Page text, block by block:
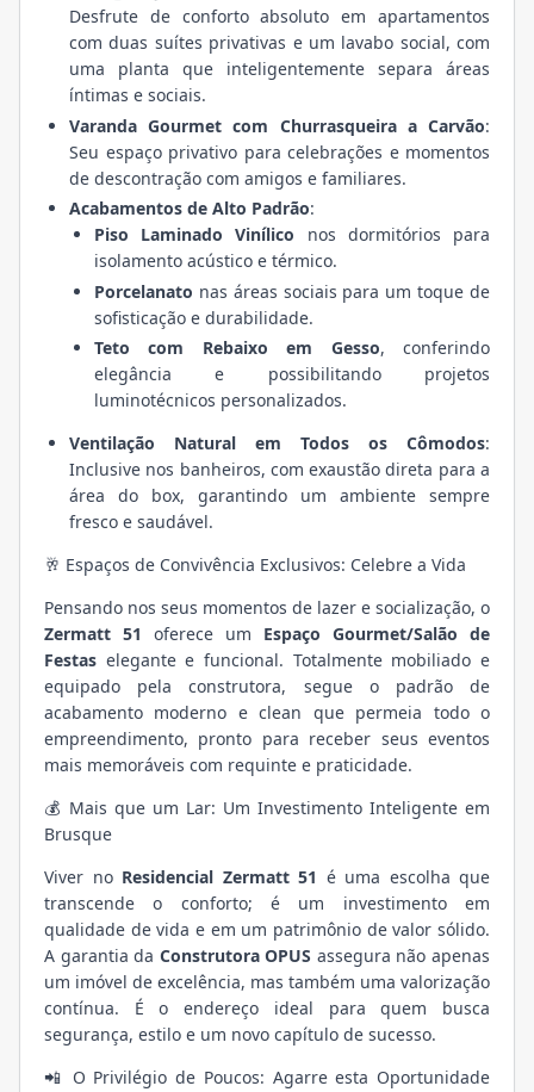
Desfrute de conforto absoluto em apartamentos
com duas suítes privativas e um lavabo social, com
uma planta que inteligentemente separa áreas
íntimas e sociais.
Varanda Gourmet com Churrasqueira a Carvão:
Seu espaço privativo para celebrações e momentos
de descontração com amigos e familiares.
Acabamentos de Alto Padrão:
Piso Laminado Vinílico nos dormitórios para
isolamento acústico e térmico.
Porcelanato nas áreas sociais para um toque de
sofisticação e durabilidade.
Teto com Rebaixo em Gesso, conferindo
elegância e possibilitando projetos
luminotécnicos personalizados.
Ventilação Natural em Todos os Cômodos:
Inclusive nos banheiros, com exaustão direta para a
área do box, garantindo um ambiente sempre
fresco e saudável.
🥂 Espaços de Convivência Exclusivos: Celebre a Vida
Pensando nos seus momentos de lazer e socialização, o
Zermatt 51
oferece um Espaço Gourmet/Salão de
Festas elegante e funcional. Totalmente mobiliado e
equipado pela construtora, segue o padrão de
acabamento moderno e clean que permeia todo o
empreendimento, pronto para receber seus eventos
mais memoráveis com requinte e praticidade.
💰 Mais que um Lar: Um Investimento Inteligente em
Brusque
Viver no Residencial Zermatt 51 é uma escolha que
transcende o conforto; é um investimento em
qualidade de vida e em um patrimônio de valor sólido.
A garantia da Construtora OPUS assegura não apenas
um imóvel de excelência, mas também uma valorização
contínua. É o endereço ideal para quem busca
segurança, estilo e um novo capítulo de sucesso.
📲 O Privilégio de Poucos: Agarre esta Oportunidade